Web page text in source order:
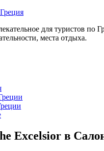
для туристов по
места отдыха.
Excelsior в